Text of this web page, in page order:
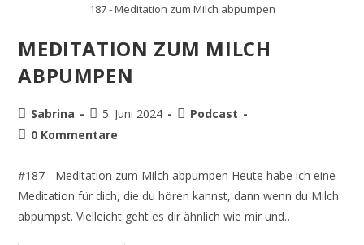
187 - Meditation zum Milch abpumpen
MEDITATION ZUM MILCH
ABPUMPEN
Sabrina 5. Juni 2024
Podcast
0 Kommentare
#187 - Meditation zum Milch abpumpen Heute habe ich eine
Meditation für dich, die du hören kannst, dann wenn du Milch
abpumpst. Vielleicht geht es dir ähnlich wie mir und…